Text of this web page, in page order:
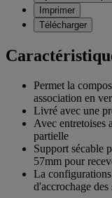
Imprimer
Télécharger
Permet la
association en
Livré avec une
Avec entretoises
partielle
Support sécable
57mm pour
La
d'accrochage